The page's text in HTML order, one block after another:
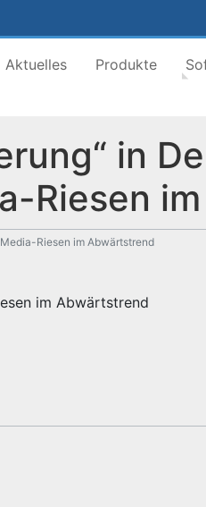
Aktuelles Produkte
in
Riesen
Riesen im Abwärtstrend
im Abwärtstrend